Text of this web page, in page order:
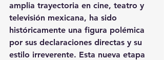
amplia trayectoria en cine, teatro y
televisión mexicana, ha sido
históricamente una figura polémica
por sus declaraciones directas y su
estilo irreverente. Esta nueva etapa